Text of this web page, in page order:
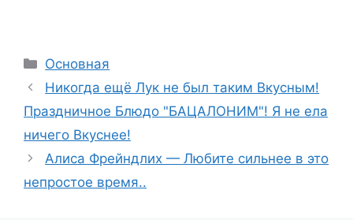
Рубрики
Основная
Никогда ещё Лук не был таким Вкусным!
Праздничное Блюдо "БАЦАЛОНИМ"! Я не ела
ничего Вкуснее!
Алиса Фрейндлих — Любите сильнее в это
непростое время..